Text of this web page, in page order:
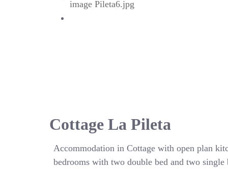
Cottage La Pileta
Accommodation in Cottage with open plan
bedrooms with two double bed and two